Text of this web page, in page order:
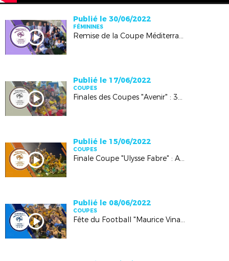
Publié le 30/06/2022
FÉMININES
Remise de la Coupe Méditerrannée à l'AC Avignon Féminine (29 juin 2022)
Publié le 17/06/2022
COUPES
Finales des Coupes "Avenir" : 30 juin 2022, Isle-sur-la-Sorgue
Publié le 15/06/2022
COUPES
Finale Coupe "Ulysse Fabre" : AC Avignon VS Esp. Gordienne (10 juin 2022, Vaison)
Publié le 08/06/2022
COUPES
Fête du Football "Maurice Vinas" - Finales des Coupes Grand Vaucluse (4 & 5 juin 2022 - Orange)